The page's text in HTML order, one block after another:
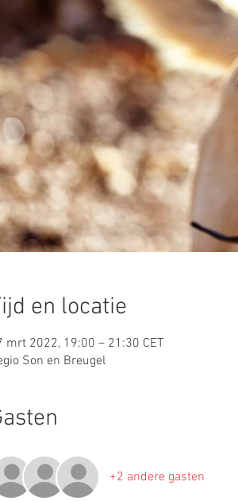
en locatie
mrt 2022, 19:00 – 21:30 CET
Son en Breugel
+2 andere gasten